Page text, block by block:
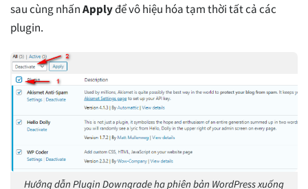
sau cùng nhấnApplyđể vô hiệu hóa tạm thời tất cả các
plugin.
Hướng dẫn Plugin Downgrade hạ phiên bản WordPress xuống